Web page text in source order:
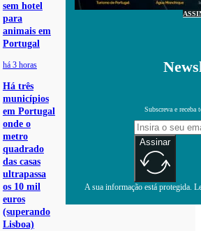
sem hotel
para
animais em
Portugal
há 3 horas
Há três
municípios
em Portugal
onde o
metro
quadrado
das casas
ultrapassa
os 10 mil
euros
(superando
Lisboa)
Subscreva e receba
Assinar
A sua informação está protegida.